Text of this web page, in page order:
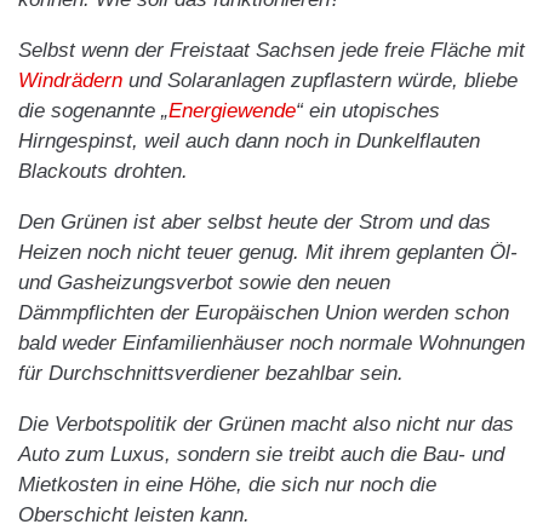
Selbst wenn der Freistaat Sachsen jede freie Fläche mit
Windrädern und Solaranlagen zupflastern würde, bliebe
die sogenannte „Energiewende“ ein utopisches
Hirngespinst, weil auch dann noch in Dunkelflauten
Blackouts drohten.
Den Grünen ist aber selbst heute der Strom und das
Heizen noch nicht teuer genug. Mit ihrem geplanten Öl-
und Gasheizungsverbot sowie den neuen
Dämmpflichten der Europäischen Union werden schon
bald weder Einfamilienhäuser noch normale Wohnungen
für Durchschnittsverdiener bezahlbar sein.
Die Verbotspolitik der Grünen macht also nicht nur das
Auto zum Luxus, sondern sie treibt auch die Bau- und
Mietkosten in eine Höhe, die sich nur noch die
Oberschicht leisten kann.